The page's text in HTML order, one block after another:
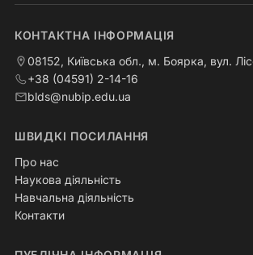
КОНТАКТНА ІНФОРМАЦІЯ
08152, Київська обл., м. Боярка, вул.
+38 (04591) 2-14-16
blds@nubip.edu.ua
ШВИДКІ ПОСИЛАННЯ
Про нас
Наукова діяльність
Навчальна діяльність
Контакти